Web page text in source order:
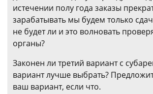
истечении полу года заказы
зарабатывать мы будем только
не будет ли и это волновать
органы?
Законен ли третий вариант с
вариант лучше выбрать?
ваш вариант, если что.